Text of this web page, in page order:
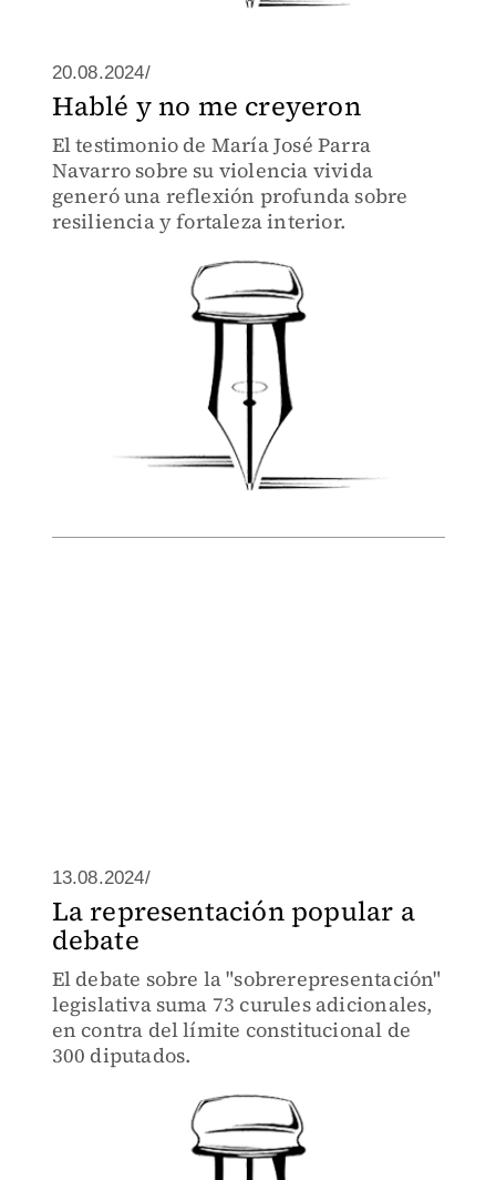
20.08.2024/
Hablé y no me creyeron
El testimonio de María José Parra
Navarro sobre su violencia vivida
generó una reflexión profunda sobre
resiliencia y fortaleza interior.
13.08.2024/
La representación popular a
debate
El debate sobre la "sobrerepresentación"
legislativa suma 73 curules adicionales,
en contra del límite constitucional de
300 diputados.